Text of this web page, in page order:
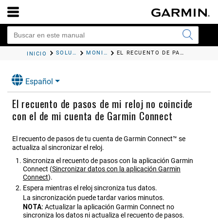
INICIO SOLUCIÓN DE PROBLEMAS MONITOR DE ACTIVIDAD EL RECUENTO DE PASOS DE MI RELOJ NO COINCIDE CON EL DE MI CUENTA DE
Español
El recuento de pasos de mi reloj no coincide
con el de mi cuenta de Garmin Connect
El recuento de pasos de tu cuenta deGarmin Connect™ se
actualiza al sincronizar el reloj.
Sincroniza el recuento de pasos con la aplicación Garmin
Connect (Sincronizar datos con la aplicación Garmin
Connect).
Espera mientras el reloj sincroniza tus datos.
La sincronización puede tardar varios minutos.
NOTA: Actualizar la aplicación Garmin Connect no
sincroniza los datos ni actualiza el recuento de pasos.